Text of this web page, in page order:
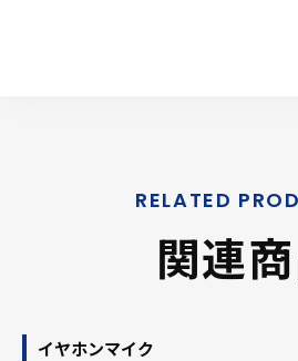
関連
イヤホンマイク